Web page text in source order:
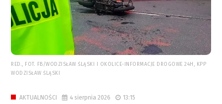
RED., FOT. FB/WODZISŁAW ŚLĄSKI I OKOLICE-INFORMACJE DROGOWE 24H, KPP
WODZISŁAW ŚLĄSKI
AKTUALNOŚCI 4 sierpnia 2026 13:15